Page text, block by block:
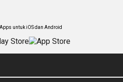
untuk iOS dan Android